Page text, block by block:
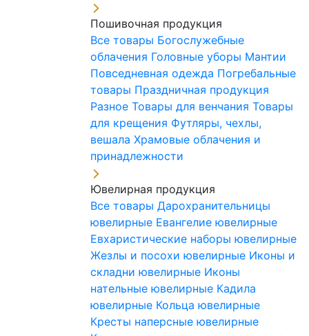
Пошивочная продукция
Все товары Богослужебные
облачения Головные уборы Мантии
Повседневная одежда Погребальные
товары Праздничная продукция
Разное Товары для венчания Товары
для крещения Футляры, чехлы,
вешала Храмовые облачения и
принадлежности
Ювелирная продукция
Все товары Дарохранительницы
ювелирные Евангелие ювелирные
Евхаристические наборы ювелирные
Жезлы и посохи ювелирные Иконы и
складни ювелирные Иконы
нательные ювелирные Кадила
ювелирные Кольца ювелирные
Кресты наперсные ювелирные